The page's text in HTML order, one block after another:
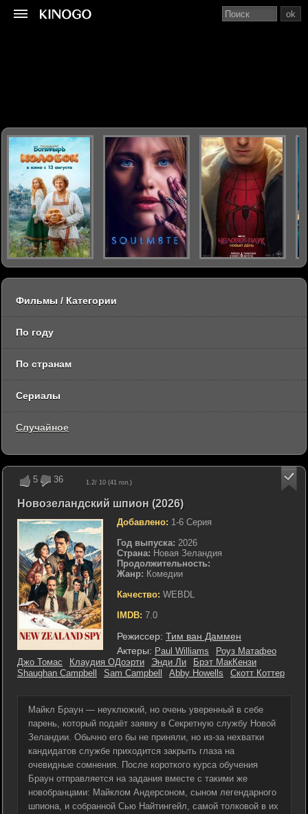
5 36 1.2/ 10 (41 гол.)
Новозеландский шпион (2026)
Добавлено: 1-6 Серия
Год выпуска: 2026
Страна: Новая Зеландия
Продолжительность:
Жанр: Комедии
Качество: WEBDL
IMDB: 7.0
Режиссер: Тим ван Даммен
Актеры: Paul Williams
Роуз Матафео
Джо Томас
Клаудия ОДоэрти Энди Ли
Брэт МакКензи
Shaughan Campbell
Sam Campbell Abby Howells Скотт Коттер
Майкл Браун — неуклюжий, но очень уверенный в себе
парень, который подаёт заявку в Секретную службу Новой
Зеландии. Обычно его бы не приняли, но из-за нехватки
кандидатов службе приходится закрыть глаза на
очевидные сомнения. После короткого курса обучения
Браун отправляется на задания вместе с такими же
новобранцами: Майклом Андерсоном, сыном легендарного
шпиона, и собранной Сью Найтингейл, самой толковой в их
ok
Фильмы / Категории
По году
По странам
Сериалы
Случайное